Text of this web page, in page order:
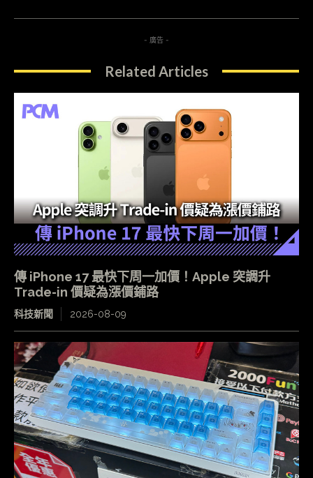
- 廣告 -
Related Articles
傳 iPhone 17 最快下周一加價！Apple 突調升
Trade-in 價疑為漲價鋪路
科技新聞 2026-08-09